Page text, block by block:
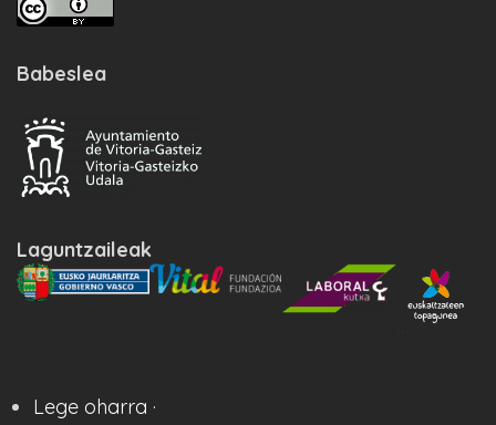
Babeslea
Laguntzaileak
Lege oharra ·